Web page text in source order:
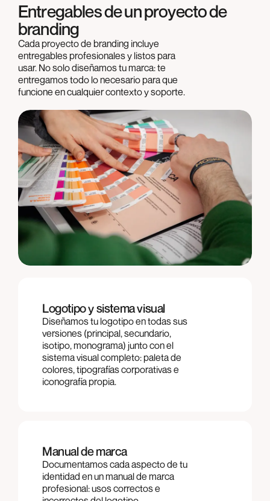
Entregables de un proyecto de
branding
Cada proyecto de branding incluye
entregables profesionales y listos para
usar. No solo diseñamos tu marca: te
entregamos todo lo necesario para que
funcione en cualquier contexto y soporte.
Logotipo y sistema visual
Diseñamos tu logotipo en todas sus
versiones (principal, secundario,
isotipo, monograma) junto con el
sistema visual completo: paleta de
colores, tipografías corporativas e
iconografía propia.
Manual de marca
Documentamos cada aspecto de tu
identidad en un manual de marca
profesional: usos correctos e